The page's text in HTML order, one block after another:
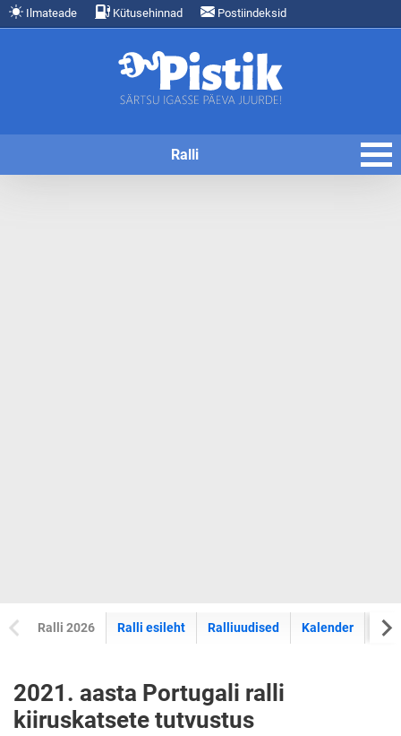
Ilmateade Kütusehinnad Postiindeksid
Ralli
Ralli 2026 Ralli esileht Ralliuudised Kalender
2021. aasta Portugali ralli
kiiruskatsete tutvustus